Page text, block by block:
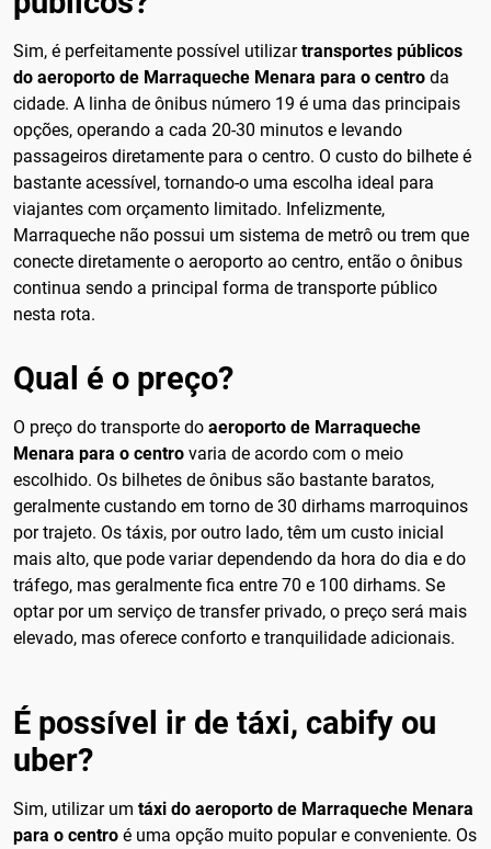
Sim, é perfeitamente possível utilizartransportes públicos
do aeroporto de Marraqueche Menara para o centro da
cidade. A linha de ônibus número 19 é uma das principais
opções, operando a cada 20-30 minutos e levando
passageiros diretamente para o centro. O custo do bilhete é
bastante acessível, tornando-o uma escolha ideal para
viajantes com orçamento limitado. Infelizmente,
Marraqueche não possui um sistema de metrô ou trem que
conecte diretamente o aeroporto ao centro, então o ônibus
continua sendo a principal forma de transporte público
nesta rota.
Qual é o preço?
O preço do transporte do aeroporto de Marraqueche
Menara para o centro varia de acordo com o meio
escolhido. Os bilhetes de ônibus são bastante baratos,
geralmente custando em torno de 30 dirhams marroquinos
por trajeto. Os táxis, por outro lado, têm um custo inicial
mais alto, que pode variar dependendo da hora do dia e do
tráfego, mas geralmente fica entre 70 e 100 dirhams. Se
optar por um serviço de transfer privado, o preço será mais
elevado, mas oferece conforto e tranquilidade adicionais.
É possível ir de táxi, cabify ou
uber?
Sim, utilizar um táxi do aeroporto de Marraqueche Menara
para o centro é uma opção muito popular e conveniente. Os